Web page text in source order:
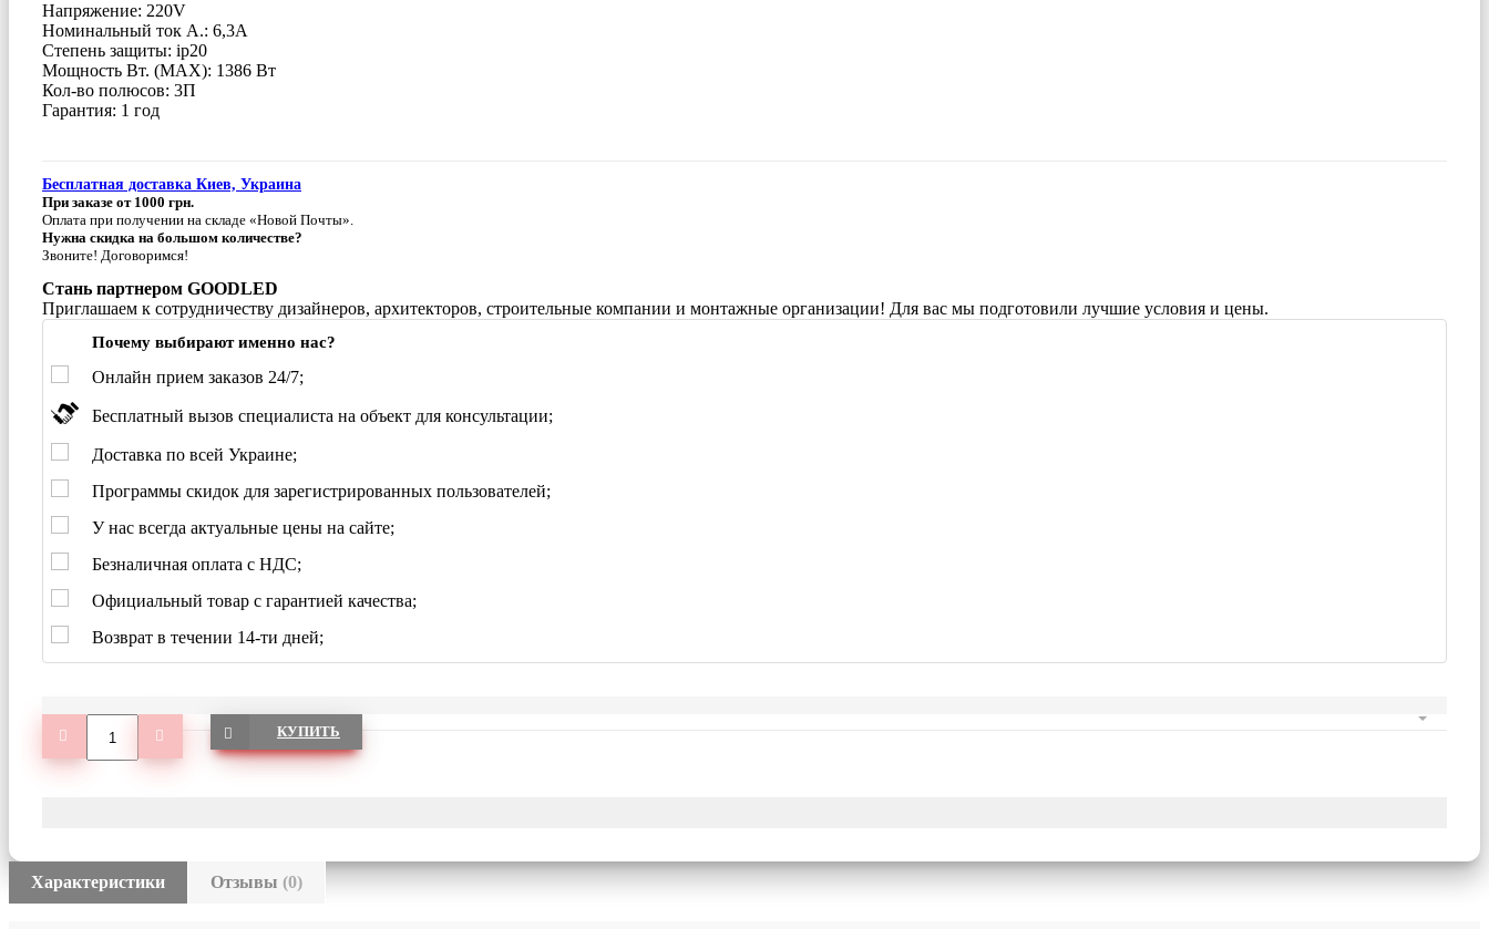
Напряжение: 220V
Номинальный ток А.: 6,3A
Степень защиты: ip20
Мощность Вт. (МАХ): 1386 Вт
Кол-во полюсов: 3П
Гарантия: 1 год
Бесплатная доставка Киев, Украина
При заказе от 1000 грн.
Оплата при получении на складе «Новой Почты».
Нужна скидка на большом количестве?
Звоните! Договоримся!
Стань партнером GOODLED
Приглашаем к сотрудничеству дизайнеров, архитекторов, строительные компании и монтажные организации! Для вас мы подготовили лучшие условия и цены.
Почему выбирают именно нас?
Онлайн прием заказов 24/7;
Бесплатный вызов специалиста на объект для консультации;
Доставка по всей Украине;
Программы скидок для зарегистрированных пользователей;
У нас всегда актуальные цены на сайте;
Безналичная оплата с НДС;
Официальный товар с гарантией качества;
Возврат в течении 14-ти дней;
КУПИТЬ
Характеристики Отзывы (0)